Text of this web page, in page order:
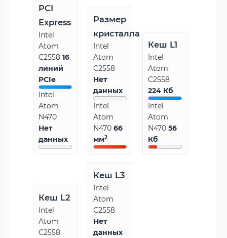
PCI
Express
Intel
Atom
C2558 16
линий
PCIe
Intel
Atom
N470
Нет
данных
Размер
кристалла
Intel
Atom
C2558
Нет
данных
Intel
Atom
N47066
мм2
Кеш L1
Intel
Atom
C2558
224 Кб
Intel
Atom
N47056
Кб
Кеш L2
Intel
Atom
C2558
Кеш L3
Intel
Atom
C2558
Нет
данных